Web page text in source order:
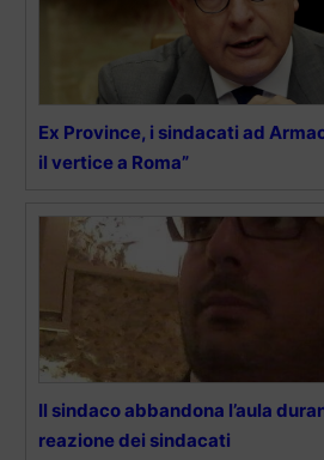
Ex Province, i sindacati ad
il vertice a Roma”
Il sindaco abbandona l’aula
reazione dei sindacati